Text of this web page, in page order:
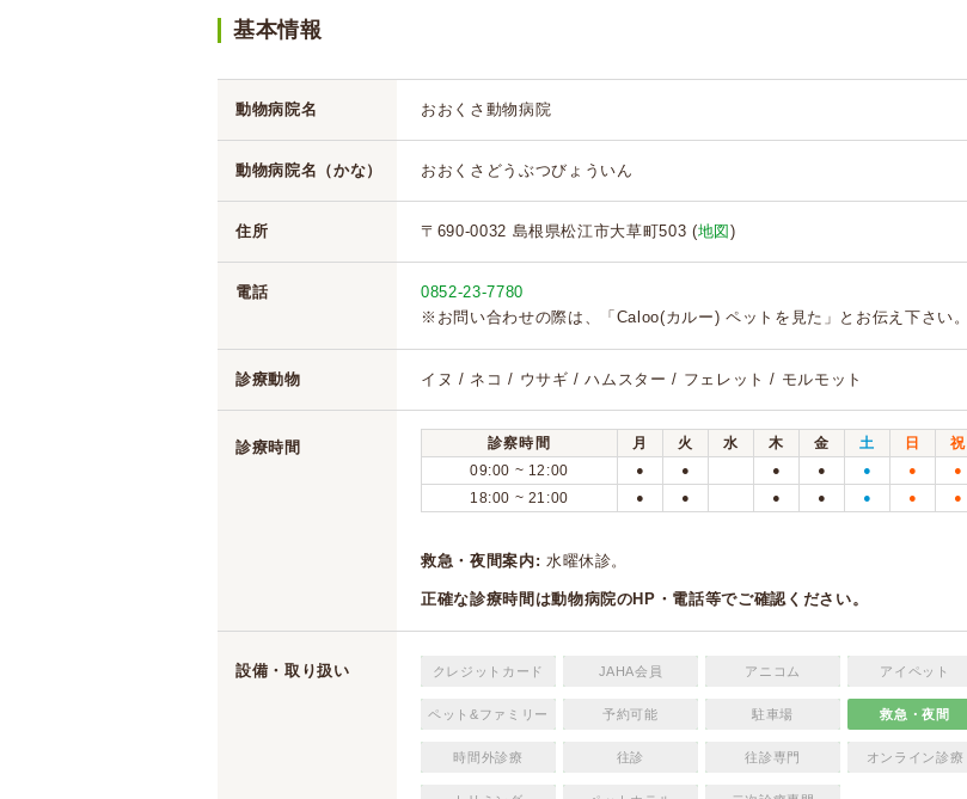
基本情報
動物病院名 おおくさ動物病院
動物病院名（かな） おおくさどうぶつびょういん
住所 〒690-0032 島根県松江市大草町503 (地図 )
電話
0852-23-7780
※お問い合わせの際は、「Caloo(カルー) ペットを見た」とお伝え下さい。
診療動物 イヌ / ネコ / ウサギ / ハムスター / フェレット / モルモット
診療時間 診察時間 月 火 水 木 金 土 日
祝
09:00 ~ 12:00
● ● ● ● ● ● ●
18:00 ~ 21:00 ● ● ● ● ● ● ●
救急・夜間案内: 水曜休診。
正確な診療時間は動物病院のHP・電話等でご確認ください。
設備・取り扱い クレジットカード JAHA会員 アニコム アイペット
ペット&ファミリー 予約可能 駐車場 救急・夜間
時間外診療 往診 往診専門 オンライン診療